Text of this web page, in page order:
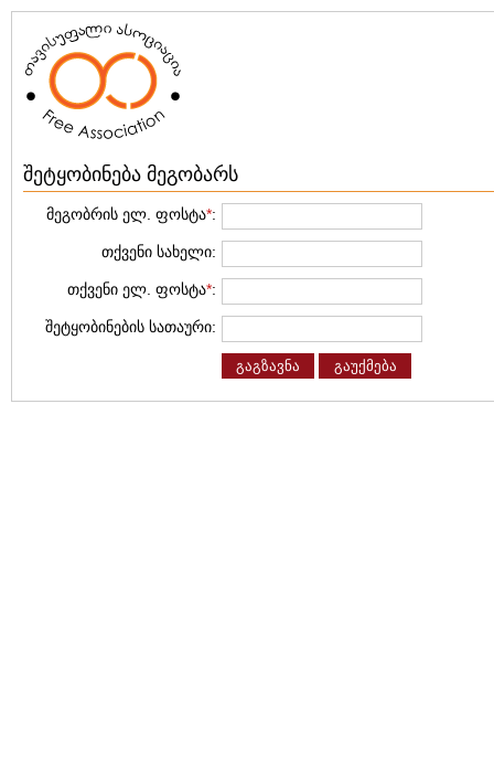
შეტყობინება მეგობარს
მეგობრის ელ. ფოსტა*:
თქვენი სახელი:
თქვენი ელ. ფოსტა*:
შეტყობინების სათაური:
გაგზავნა გაუქმება